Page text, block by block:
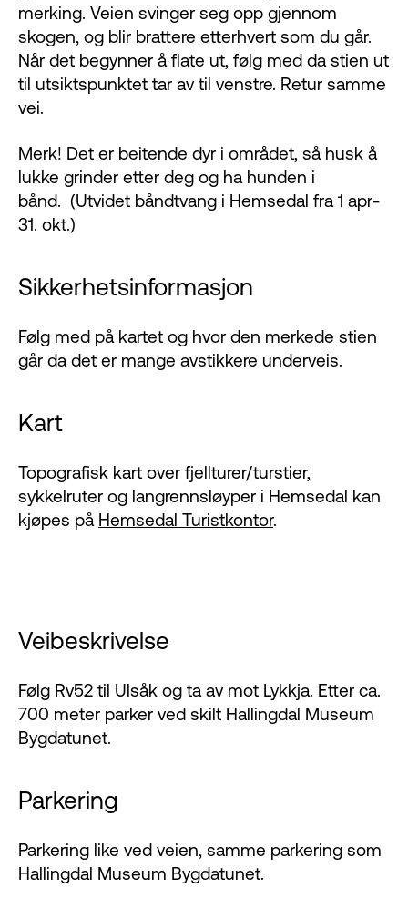
merking. Veien svinger seg opp gjennom
skogen, og blir brattere etterhvert som du går.
Når det begynner å flate ut, følg med da stien ut
til utsiktspunktet tar av til venstre. Retur samme
vei.
Merk! Det er beitende dyr i området, så husk å
lukke grinder etter deg og ha hunden i
bånd. (Utvidet båndtvang i Hemsedal fra 1 apr-
31. okt.)
Sikkerhetsinformasjon
Følg med på kartet og hvor den merkede stien
går da det er mange avstikkere underveis.
Kart
Topografisk kart over fjellturer/turstier,
sykkelruter og langrennsløyper i Hemsedal kan
kjøpes på Hemsedal Turistkontor.
Veibeskrivelse
Følg Rv52 til Ulsåk og ta av mot Lykkja. Etter ca.
700 meter parker ved skilt Hallingdal Museum
Bygdatunet.
Parkering
Parkering like ved veien, samme parkering som
Hallingdal Museum Bygdatunet.